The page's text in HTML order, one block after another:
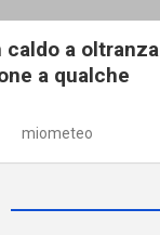
caldo a oltranza
a qualche
miometeo